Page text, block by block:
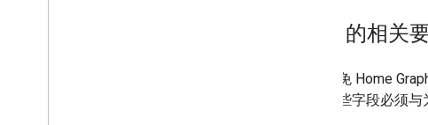
的相关
为了避免 Home
段。这些字段必须与